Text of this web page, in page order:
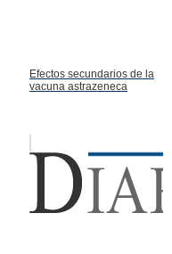
Efectos secundarios de la
vacuna astrazeneca